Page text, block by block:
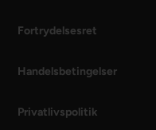
Fortrydelsesret
Handelsbetingelser
Privatlivspolitik